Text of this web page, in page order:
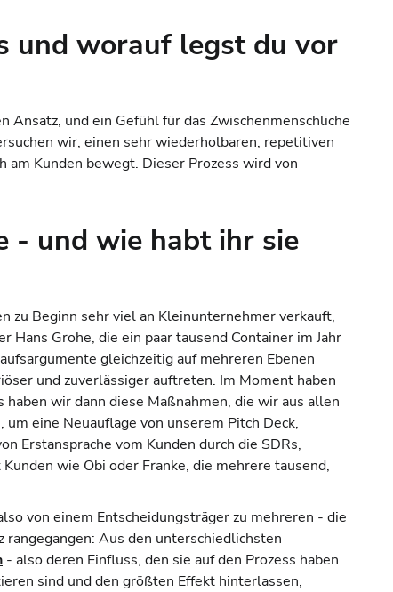
und worauf legst du vor
Ansatz, und ein Gefühl für das Zwischenmenschliche
wir, einen sehr wiederholbaren, repetitiven
am Kunden bewegt. Dieser Prozess wird von
- und wie habt ihr sie
zu Beginn sehr viel an Kleinunternehmer verkauft,
Grohe, die ein paar tausend Container im Jahr
gleichzeitig auf mehreren Ebenen
und zuverlässiger auftreten. Im Moment haben
wir dann diese Maßnahmen, die wir aus allen
eine Neuauflage von unserem Pitch Deck,
Erstansprache vom Kunden durch die SDRs,
wie Obi oder Franke, die mehrere tausend,
von einem Entscheidungsträger zu mehreren - die
Aus den unterschiedlichsten
- also deren Einfluss, den sie auf den Prozess haben
sind und den größten Effekt hinterlassen,